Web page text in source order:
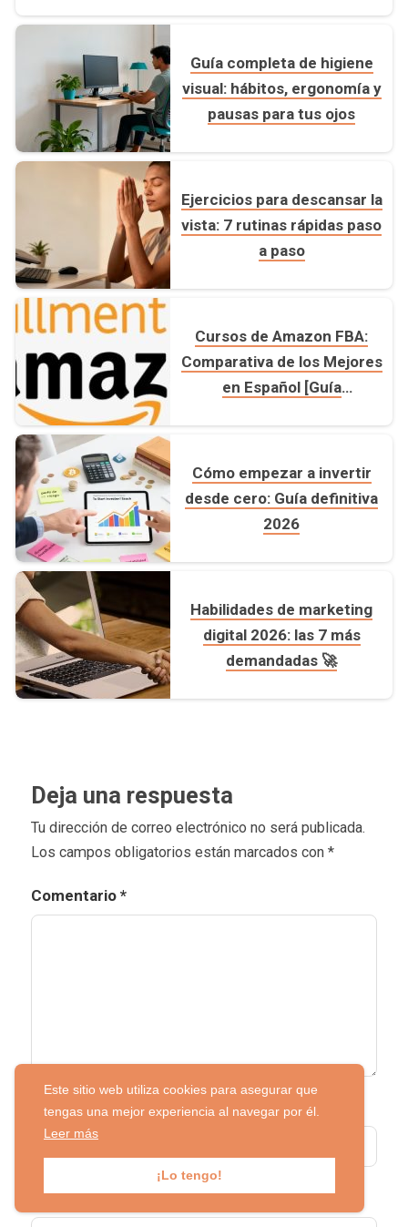
Guía completa de higiene
visual: hábitos, ergonomía y
pausas para tus ojos
Ejercicios para descansar la
vista: 7 rutinas rápidas paso
a paso
Cursos de Amazon FBA:
Comparativa de los Mejores
en Español [Guía
Cómo empezar a invertir
desde cero: Guía definitiva
2026
Habilidades de marketing
digital 2026: las 7 más
demandadas 🚀
Deja una respuesta
Tu dirección de correo electrónico no será publicada.
Los campos obligatorios están marcados con *
Comentario *
Nombre*
Correo electrónico*
Este sitio web utiliza cookies para asegurar que
tengas una mejor experiencia al navegar por él.
Leer más
¡Lo tengo!